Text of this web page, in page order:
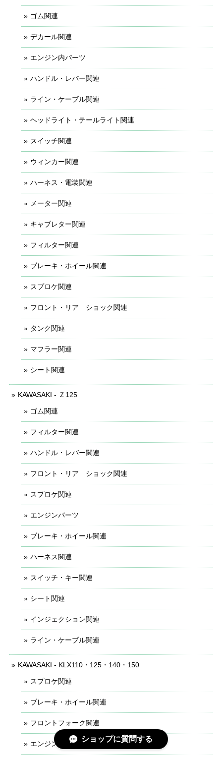
ゴム関連
デカール関連
エンジン内パーツ
ハンドル・レバー関連
ライン・ケーブル関連
ヘッドライト・テールライト関連
スイッチ関連
ウィンカー関連
ハーネス・電装関連
メーター関連
キャブレター関連
フィルター関連
ブレーキ・ホイール関連
スプロケ関連
フロント・リア ショック関連
タンク関連
マフラー関連
シート関連
KAWASAKI - Ｚ125
ゴム関連
フィルター関連
ハンドル・レバー関連
フロント・リア ショック関連
スプロケ関連
エンジンパーツ
ブレーキ・ホイール関連
ハーネス関連
スイッチ・キー関連
シート関連
インジェクション関連
ライン・ケーブル関連
KAWASAKI - KLX110・125・140・150
スプロケ関連
ブレーキ・ホイール関連
フロントフォーク関連
エンジンパーツ
ショップに質問する